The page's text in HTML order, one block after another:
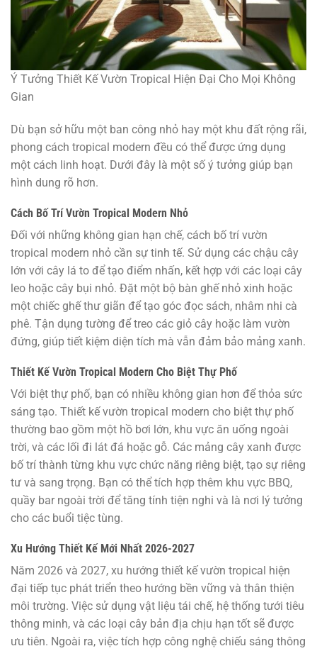
Ý Tưởng Thiết Kế Vườn Tropical Hiện Đại Cho Mọi Không
Gian
Dù bạn sở hữu một ban công nhỏ hay một khu đất rộng rãi,
phong cách tropical modern đều có thể được ứng dụng
một cách linh hoạt. Dưới đây là một số ý tưởng giúp bạn
hình dung rõ hơn.
Cách Bố Trí Vườn Tropical Modern Nhỏ
Đối với những không gian hạn chế, cách bố trí vườn
tropical modern nhỏ cần sự tinh tế. Sử dụng các chậu cây
lớn với cây lá to để tạo điểm nhấn, kết hợp với các loại cây
leo hoặc cây bụi nhỏ. Đặt một bộ bàn ghế nhỏ xinh hoặc
một chiếc ghế thư giãn để tạo góc đọc sách, nhâm nhi cà
phê. Tận dụng tường để treo các giỏ cây hoặc làm vườn
đứng, giúp tiết kiệm diện tích mà vẫn đảm bảo mảng xanh.
Thiết Kế Vườn Tropical Modern Cho Biệt Thự Phố
Với biệt thự phố, bạn có nhiều không gian hơn để thỏa sức
sáng tạo. Thiết kế vườn tropical modern cho biệt thự phố
thường bao gồm một hồ bơi lớn, khu vực ăn uống ngoài
trời, và các lối đi lát đá hoặc gỗ. Các mảng cây xanh được
bố trí thành từng khu vực chức năng riêng biệt, tạo sự riêng
tư và sang trọng. Bạn có thể tích hợp thêm khu vực BBQ,
quầy bar ngoài trời để tăng tính tiện nghi và là nơi lý tưởng
cho các buổi tiệc tùng.
Xu Hướng Thiết Kế Mới Nhất 2026-2027
Năm 2026 và 2027, xu hướng thiết kế vườn tropical hiện
đại tiếp tục phát triển theo hướng bền vững và thân thiện
môi trường. Việc sử dụng vật liệu tái chế, hệ thống tưới tiêu
thông minh, và các loại cây bản địa chịu hạn tốt sẽ được
ưu tiên. Ngoài ra, việc tích hợp công nghệ chiếu sáng thông